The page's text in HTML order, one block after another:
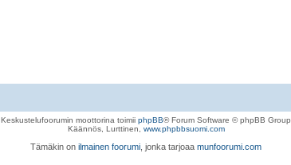
Keskustelufoorumin moottorina toimii phpBB® Forum Software © phpBB Group
Käännös, Lurttinen, www.phpbbsuomi.com
Tämäkin on ilmainen foorumi , jonka tarjoaa munfoorumi.com